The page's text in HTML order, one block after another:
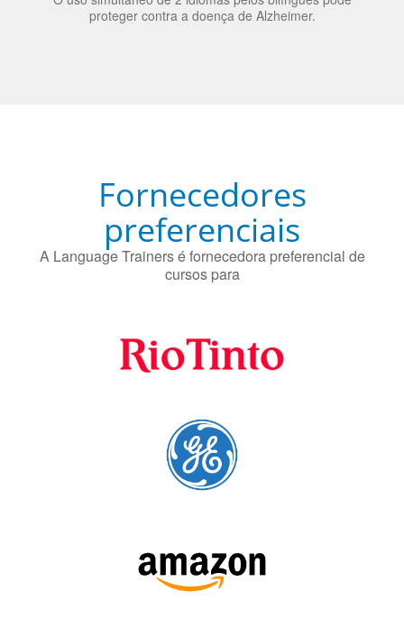
O uso simultâneo de 2 idiomas pelos bilíngues pode
Fornecedores
preferenciais
A Language Trainers é fornecedora preferencial de